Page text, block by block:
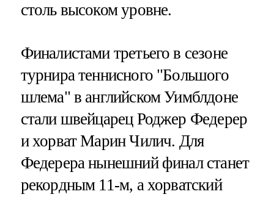
столь высоком уровне.
Финалистами третьего в сезоне
турнира теннисного "Большого
шлема" в английском Уимблдоне
стали швейцарец Роджер Федерер
и хорват Марин Чилич. Для
Федерера нынешний финал станет
рекордным 11-м, а хорватский